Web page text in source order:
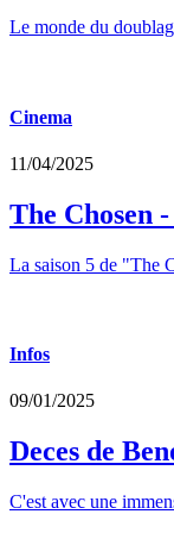
Le monde du
Cinema
11/04/2025
The Chosen
La saison 5 de "The
Infos
09/01/2025
Deces de
C'est avec une